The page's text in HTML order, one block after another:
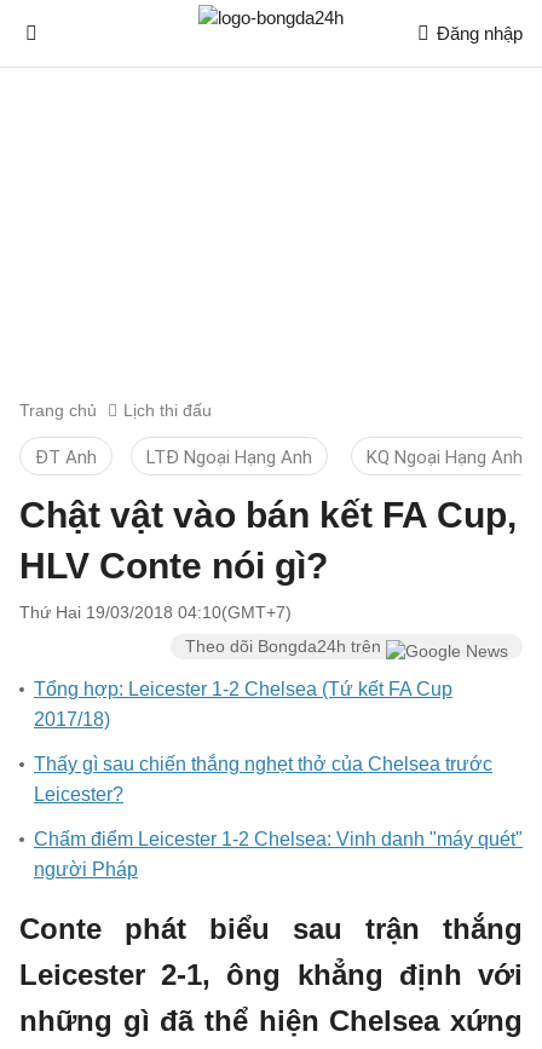
Đăng nhập
Trang chủ Lịch thi đấu
ĐT Anh LTĐ Ngoại Hạng Anh KQ Ngoại Hạng Anh
Chật vật vào bán kết FA Cup,
HLV Conte nói gì?
Thứ Hai 19/03/2018 04:10(GMT+7)
Theo dõi Bongda24h trên
Tổng hợp: Leicester 1-2 Chelsea (Tứ kết FA Cup
2017/18)
Thấy gì sau chiến thắng nghẹt thở của Chelsea trước
Leicester?
Chấm điểm Leicester 1-2 Chelsea: Vinh danh "máy quét"
người Pháp
Conte phát biểu sau trận thắng
Leicester 2-1, ông khẳng định với
những gì đã thể hiện Chelsea xứng